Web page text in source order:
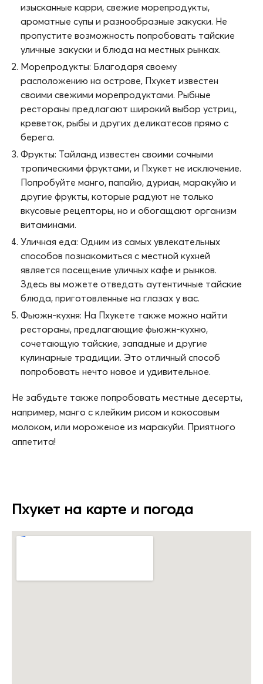
изысканные карри, свежие морепродукты,
ароматные супы и разнообразные закуски. Не
пропустите возможность попробовать тайские
уличные закуски и блюда на местных рынках.
Морепродукты: Благодаря своему
расположению на острове, Пхукет известен
своими свежими морепродуктами. Рыбные
рестораны предлагают широкий выбор устриц,
креветок, рыбы и других деликатесов прямо с
берега.
Фрукты: Тайланд известен своими сочными
тропическими фруктами, и Пхукет не исключение.
Попробуйте манго, папайю, дуриан, маракуйю и
другие фрукты, которые радуют не только
вкусовые рецепторы, но и обогащают организм
витаминами.
Уличная еда: Одним из самых увлекательных
способов познакомиться с местной кухней
является посещение уличных кафе и рынков.
Здесь вы можете отведать аутентичные тайские
блюда, приготовленные на глазах у вас.
Фьюжн-кухня: На Пхукете также можно найти
рестораны, предлагающие фьюжн-кухню,
сочетающую тайские, западные и другие
кулинарные традиции. Это отличный способ
попробовать нечто новое и удивительное.
Не забудьте также попробовать местные десерты,
например, манго с клейким рисом и кокосовым
молоком, или мороженое из маракуйи. Приятного
аппетита!
Пхукет на карте и погода